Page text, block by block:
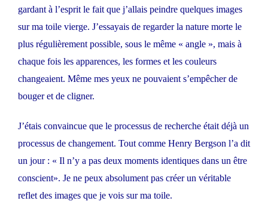
gardant à l’esprit le fait que j’allais peindre quelques images
sur ma toile vierge. J’essayais de regarder la nature morte le
plus régulièrement possible, sous le même « angle », mais à
chaque fois les apparences, les formes et les couleurs
changeaient. Même mes yeux ne pouvaient s’empêcher de
bouger et de cligner.
J’étais convaincue que le processus de recherche était déjà un
processus de changement. Tout comme Henry Bergson l’a dit
un jour : « Il n’y a pas deux moments identiques dans un être
conscient». Je ne peux absolument pas créer un véritable
reflet des images que je vois sur ma toile.